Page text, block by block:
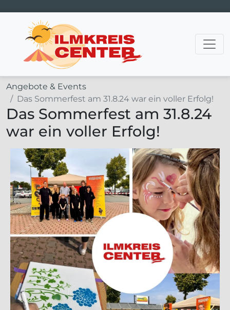
Hauptnavigation
Angebote & Events
Das Sommerfest am 31.8.24 war ein voller Erfolg!
Das Sommerfest am 31.8.24
war ein voller Erfolg!